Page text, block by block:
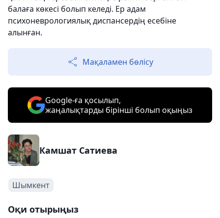
балаға көкесі болып келеді. Ер адам
психоневрологиялық диспансердің есебіне
алынған.
Мақаламен бөлісу
Google-ға қосылып,
жаңалықтарды бірінші болып оқыңыз
Камшат Сатиева
Шымкент
Оқи отырыңыз